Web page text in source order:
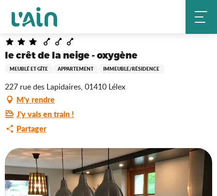
contenu
principal
Accueil le crêt de la neige - oxygène
le crêt de la neige - oxygène
MEUBLÉ ET GÎTE APPARTEMENT IMMEUBLE/RÉSIDENCE
227 rue des Lapidaires, 01410 Lélex
M'y rendre
J'y vais en train !
Partager